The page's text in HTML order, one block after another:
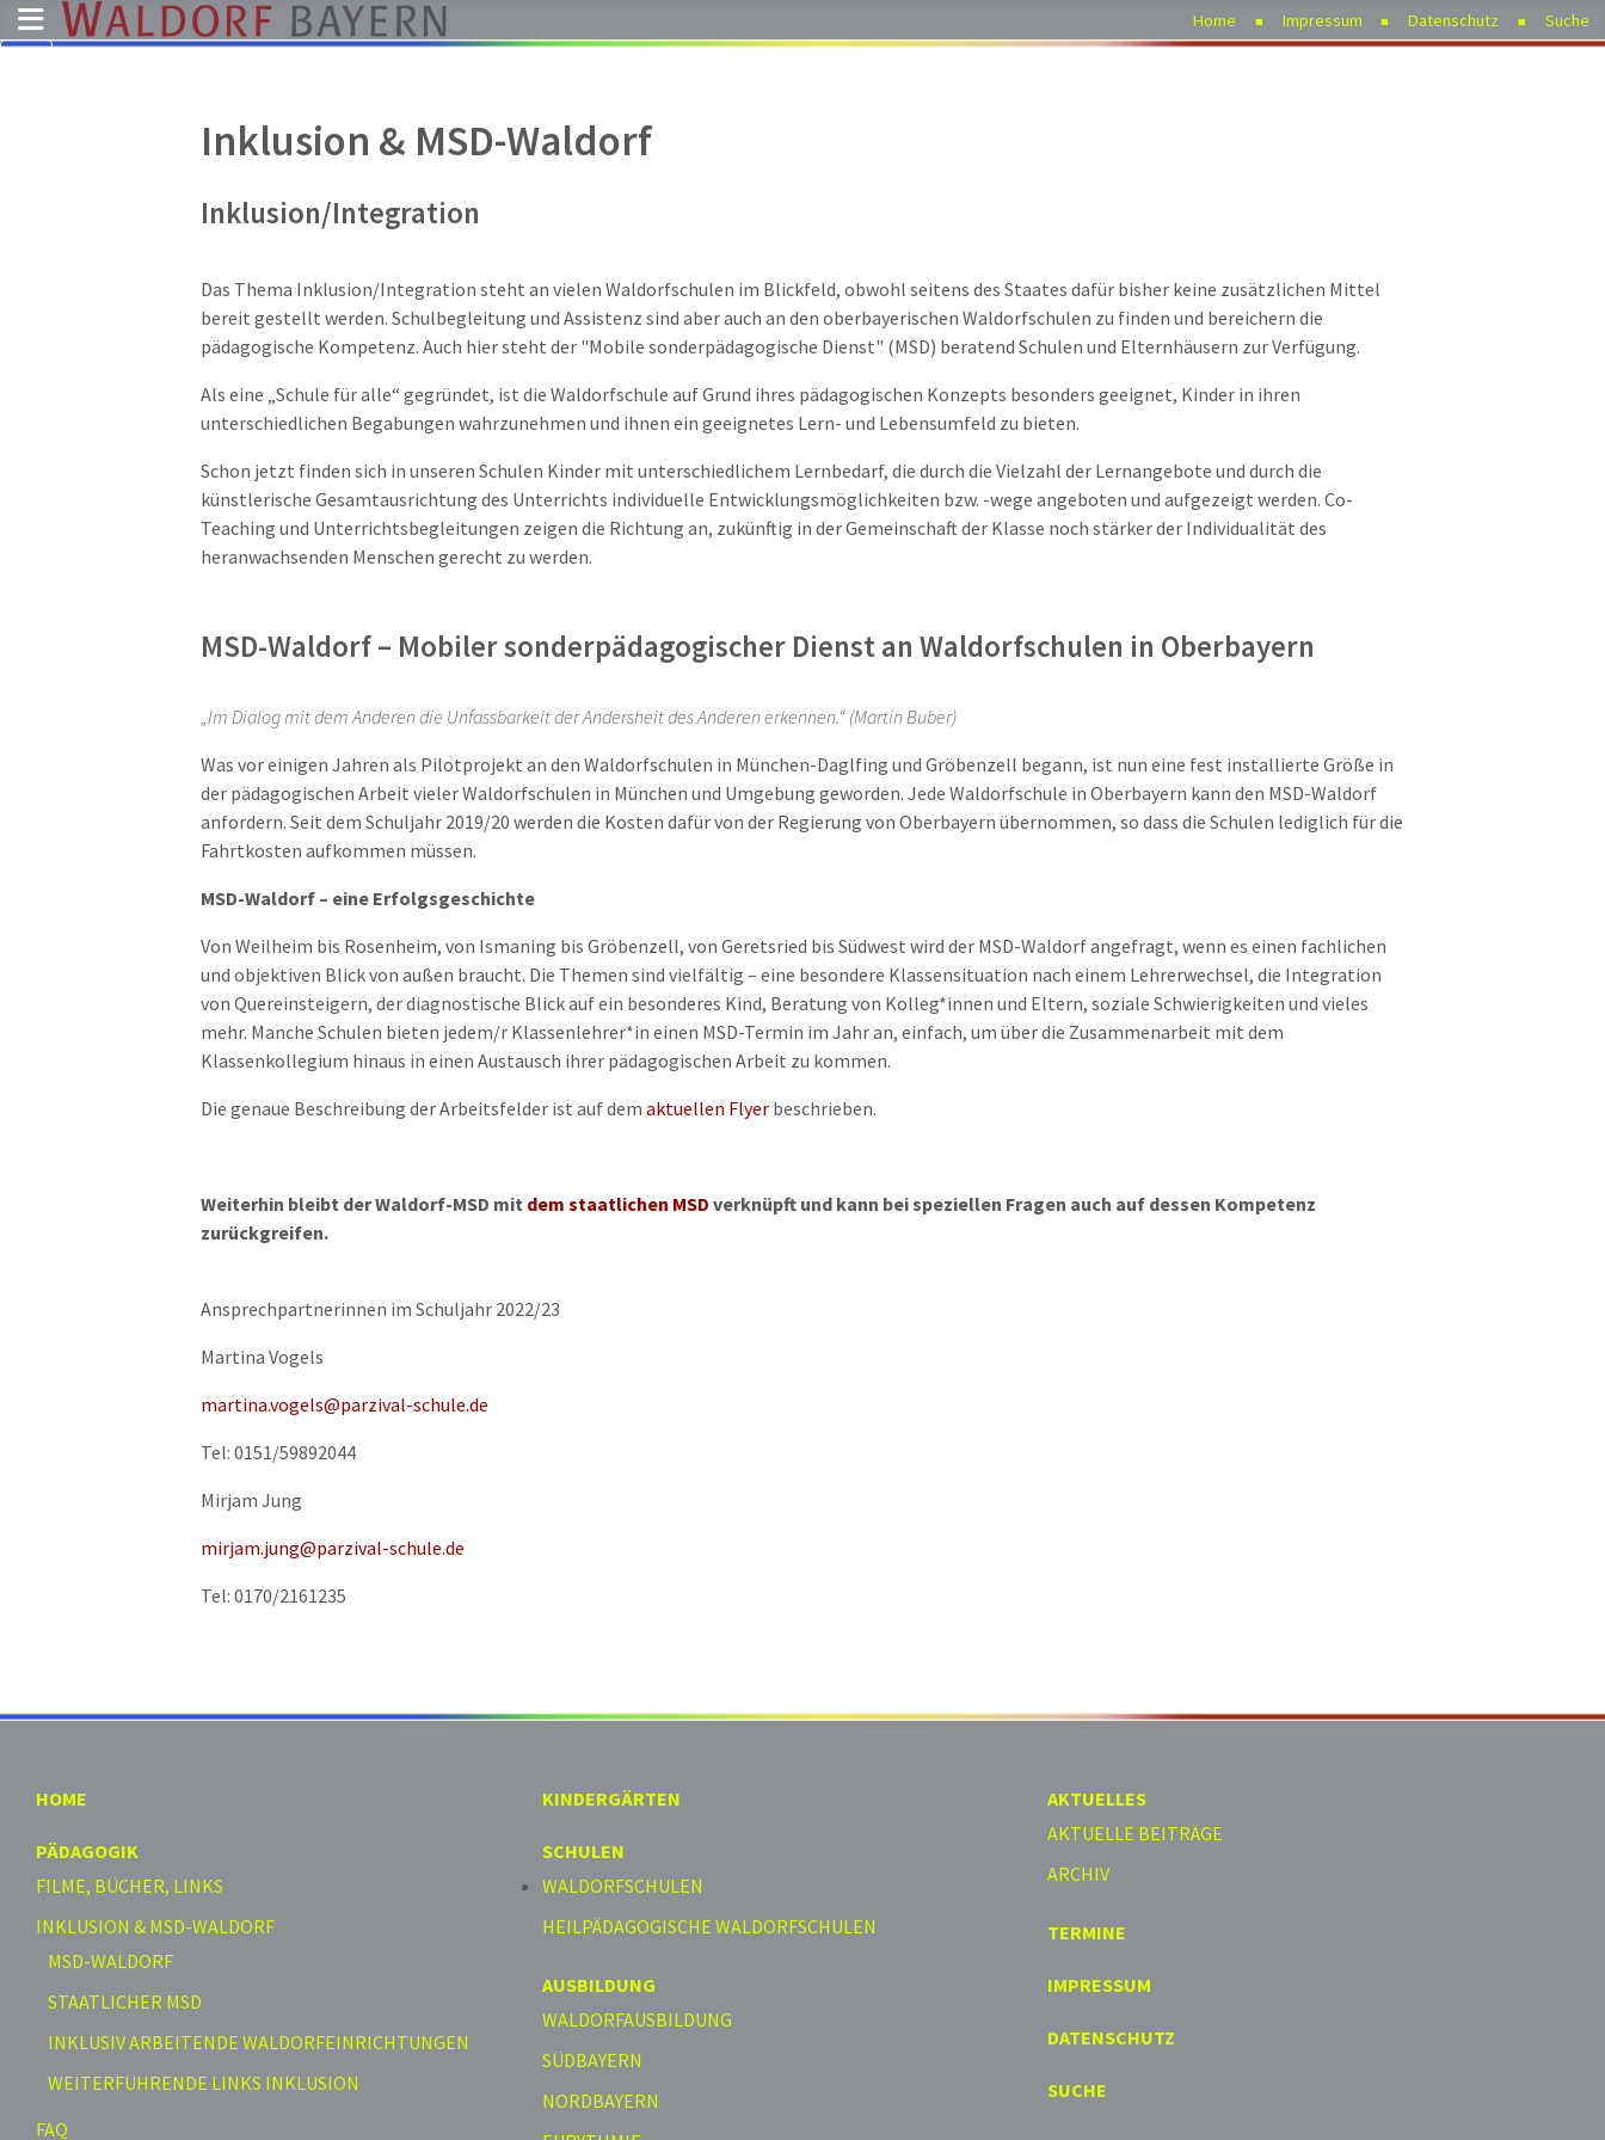
Home Impressum Datenschutz Suche
Inklusion & MSD-Waldorf
Inklusion/Integration
Das Thema Inklusion/Integration steht an vielen Waldorfschulen im Blickfeld, obwohl seitens des Staates dafür bisher keine zusätzlichen Mittel
bereit gestellt werden. Schulbegleitung und Assistenz sind aber auch an den oberbayerischen Waldorfschulen zu finden und bereichern die
pädagogische Kompetenz. Auch hier steht der "Mobile sonderpädagogische Dienst" (MSD) beratend Schulen und Elternhäusern zur Verfügung.
Als eine „Schule für alle“ gegründet, ist die Waldorfschule auf Grund ihres pädagogischen Konzepts besonders geeignet, Kinder in ihren
unterschiedlichen Begabungen wahrzunehmen und ihnen ein geeignetes Lern- und Lebensumfeld zu bieten.
Schon jetzt finden sich in unseren Schulen Kinder mit unterschiedlichem Lernbedarf, die durch die Vielzahl der Lernangebote und durch die
künstlerische Gesamtausrichtung des Unterrichts individuelle Entwicklungsmöglichkeiten bzw. -wege angeboten und aufgezeigt werden. Co-
Teaching und Unterrichtsbegleitungen zeigen die Richtung an, zukünftig in der Gemeinschaft der Klasse noch stärker der Individualität des
heranwachsenden Menschen gerecht zu werden.
MSD-Waldorf – Mobiler sonderpädagogischer Dienst an Waldorfschulen in Oberbayern
„Im Dialog mit dem Anderen die Unfassbarkeit der Andersheit des Anderen erkennen.“ (Martin Buber)
Was vor einigen Jahren als Pilotprojekt an den Waldorfschulen in München-Daglfing und Gröbenzell begann, ist nun eine fest installierte Größe in
der pädagogischen Arbeit vieler Waldorfschulen in München und Umgebung geworden. Jede Waldorfschule in Oberbayern kann den MSD-Waldorf
anfordern. Seit dem Schuljahr 2019/20 werden die Kosten dafür von der Regierung von Oberbayern übernommen, so dass die Schulen lediglich für die
Fahrtkosten aufkommen müssen.
MSD-Waldorf – eine Erfolgsgeschichte
Von Weilheim bis Rosenheim, von Ismaning bis Gröbenzell, von Geretsried bis Südwest wird der MSD-Waldorf angefragt, wenn es einen fachlichen
und objektiven Blick von außen braucht. Die Themen sind vielfältig – eine besondere Klassensituation nach einem Lehrerwechsel, die Integration
von Quereinsteigern, der diagnostische Blick auf ein besonderes Kind, Beratung von Kolleg*innen und Eltern, soziale Schwierigkeiten und vieles
mehr. Manche Schulen bieten jedem/r Klassenlehrer*in einen MSD-Termin im Jahr an, einfach, um über die Zusammenarbeit mit dem
Klassenkollegium hinaus in einen Austausch ihrer pädagogischen Arbeit zu kommen.
Die genaue Beschreibung der Arbeitsfelder ist auf dem aktuellen Flyer beschrieben.
Weiterhin bleibt der Waldorf-MSD mit dem staatlichen MSD verknüpft und kann bei speziellen Fragen auch auf dessen Kompetenz
zurückgreifen.
Ansprechpartnerinnen im Schuljahr 2022/23
Martina Vogels
martina.vogels@parzival-schule.de
Tel: 0151/59892044
Mirjam Jung
mirjam.jung@parzival-schule.de
Tel: 0170/2161235
HOME
PÄDAGOGIK
FILME, BÜCHER, LINKS
INKLUSION & MSD-WALDORF
MSD-WALDORF
STAATLICHER MSD
INKLUSIV ARBEITENDE WALDORFEINRICHTUNGEN
WEITERFÜHRENDE LINKS INKLUSION
FAQ
KINDERGÄRTEN
SCHULEN
WALDORFSCHULEN
HEILPÄDAGOGISCHE WALDORFSCHULEN
AUSBILDUNG
WALDORFAUSBILDUNG
SÜDBAYERN
NORDBAYERN
AKTUELLES
AKTUELLE BEITRÄGE
ARCHIV
TERMINE
IMPRESSUM
DATENSCHUTZ
SUCHE